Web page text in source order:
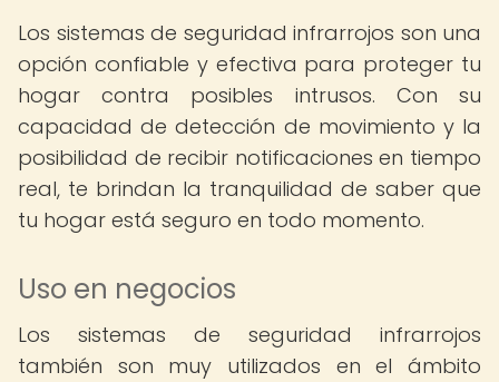
Los sistemas de seguridad infrarrojos son una
opción confiable y efectiva para proteger tu
hogar contra posibles intrusos. Con su
capacidad de detección de movimiento y la
posibilidad de recibir notificaciones en tiempo
real, te brindan la tranquilidad de saber que
tu hogar está seguro en todo momento.
Uso en negocios
Los sistemas de seguridad infrarrojos
también son muy utilizados en el ámbito